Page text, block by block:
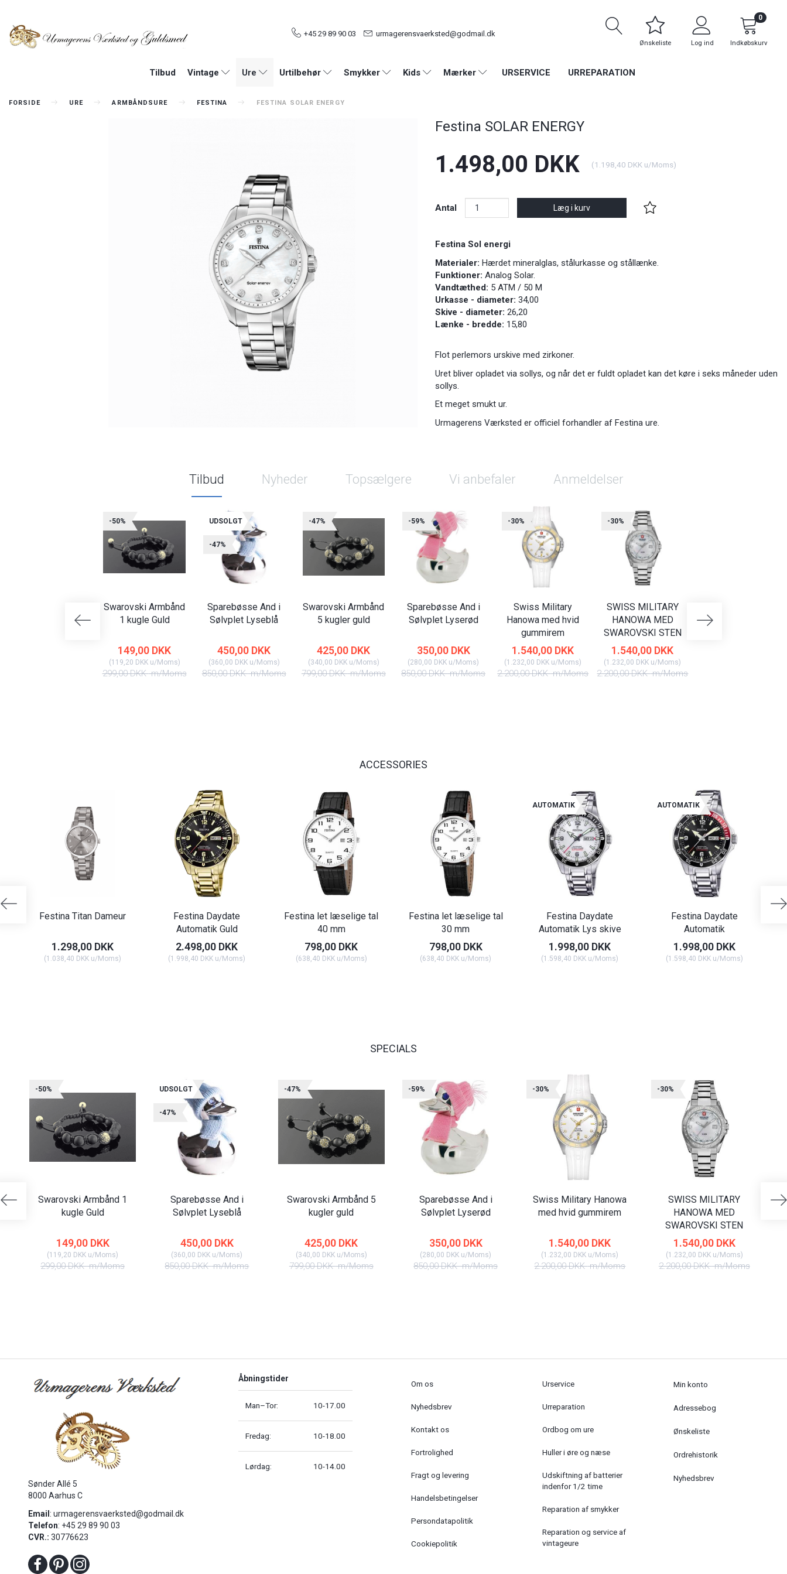
+45 29 89 90 03 urmagerensvaerksted@godmail.dk
Ønskeliste Log ind Indkøbskurv
0
Tilbud Vintage Ure Urtilbehør Smykker Kids Mærker URSERVICE URREPARATION
FORSIDE URE ARMBÅNDSURE FESTINA FESTINA SOLAR ENERGY
Festina SOLAR ENERGY
1.498,00 DKK (1.198,40 DKK u/Moms)
Antal Læg i kurv
Festina Sol energi
Materialer: Hærdet mineralglas, stålurkasse og stållænke.
Funktioner: Analog Solar.
Vandtæthed: 5 ATM / 50 M
Urkasse - diameter: 34,00
Skive - diameter: 26,20
Lænke - bredde: 15,80
Flot perlemors urskive med zirkoner.
Uret bliver opladet via sollys, og når det er fuldt opladet kan det køre i seks måneder uden
sollys.
Et meget smukt ur.
Urmagerens Værksted er officiel forhandler af Festina ure.
Tilbud Nyheder Topsælgere Vi anbefaler Anmeldelser
-50%
Swarovski Armbånd
1 kugle Guld
149,00 DKK
(119,20 DKKu/Moms)
299,00 DKKm/Moms
UDSOLGT
-47%
Sparebøsse And i
Sølvplet Lyseblå
450,00 DKK
(360,00 DKKu/Moms)
850,00 DKKm/Moms
-47%
Swarovski Armbånd
5 kugler guld
425,00 DKK
(340,00 DKKu/Moms)
799,00 DKKm/Moms
-59%
Sparebøsse And i
Sølvplet Lyserød
350,00 DKK
(280,00 DKK u/Moms)
850,00 DKKm/Moms
-30%
Swiss Military
Hanowa med hvid
gummirem
1.540,00 DKK
(1.232,00 DKK u/Moms)
2.200,00 DKKm/Moms
-30%
SWISS MILITARY
HANOWA MED
SWAROVSKI STEN
1.540,00 DKK
(1.232,00 DKK u/Moms)
2.200,00 DKKm/Moms
HANOWA MED DAG
ACCESSORIES
Festina Titan Dameur
1.298,00 DKK
(1.038,40 DKK u/Moms)
Festina Daydate
Automatik Guld
2.498,00 DKK
(1.998,40 DKK u/Moms)
Festina let læselige tal
40 mm
798,00 DKK
(638,40 DKKu/Moms)
Festina let læselige tal
30 mm
798,00 DKK
(638,40 DKK u/Moms)
AUTOMATIK
Festina Daydate
Automatik Lys skive
1.998,00 DKK
(1.598,40 DKK u/Moms)
AUTOMATIK
Festina Daydate
Automatik
1.998,00 DKK
(1.598,40 DKKu/Moms)
SPECIALS
-50%
Swarovski Armbånd 1
kugle Guld
149,00 DKK
(119,20 DKK u/Moms)
299,00 DKKm/Moms
UDSOLGT
-47%
Sparebøsse And i
Sølvplet Lyseblå
450,00 DKK
(360,00 DKK u/Moms)
850,00 DKKm/Moms
-47%
Swarovski Armbånd 5
kugler guld
425,00 DKK
(340,00 DKKu/Moms)
799,00 DKKm/Moms
-59%
Sparebøsse And i
Sølvplet Lyserød
350,00 DKK
(280,00 DKK u/Moms)
850,00 DKKm/Moms
-30%
Swiss Military Hanowa
med hvid gummirem
1.540,00 DKK
(1.232,00 DKK u/Moms)
2.200,00 DKKm/Moms
-30%
SWISS MILITARY
HANOWA MED
SWAROVSKI STEN
1.540,00 DKK
(1.232,00 DKKu/Moms)
2.200,00 DKKm/Moms
Sønder Allé 5
8000 Aarhus C
Email : urmagerensvaerksted@godmail.dk
Telefon: +45 29 89 90 03
CVR.: 30776623
Åbningstider
Man–Tor: 10-17.00
Fredag: 10-18.00
Lørdag: 10-14.00
Om os
Nyhedsbrev
Kontakt os
Fortrolighed
Fragt og levering
Handelsbetingelser
Persondatapolitik
Cookiepolitik
Urservice
Urreparation
Ordbog om ure
Huller i øre og næse
Udskiftning af batterier
indenfor 1/2 time
Reparation af smykker
Reparation og service af
vintageure
Min konto
Adressebog
Ønskeliste
Ordrehistorik
Nyhedsbrev